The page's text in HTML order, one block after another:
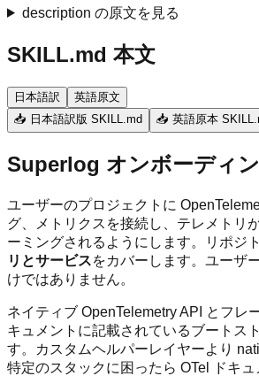
description の原文を見る
SKILL.md 本文
日本語訳
英語原文
📥 日本語訳版 SKILL.md
📥 英語原本
Superlog オンボーディ
ユーザーのプロジェクトに
グ、メトリクスを接続し、テレメトリ
ーミングされるようにします。リポジ
リとサービスをカバーします。ユーザ
けではありません。
ネイティブ OpenTelemetry API とフレ
キュメントに記載されているブートス
す。カスタムヘルパーレイヤーより
特定のスタックに困ったら OTel ドキ